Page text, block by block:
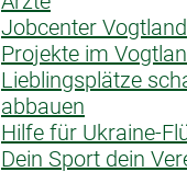
Jobcenter Vogtland
Projekte im
Lieblingsplätze
abbauen
Hilfe für Ukraine-
Dein Sport dein